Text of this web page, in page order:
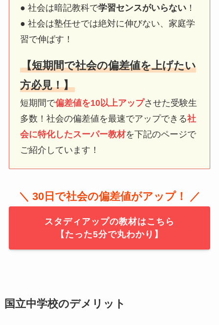
● 社会は暗記教科で学習センスがいらない ！
● 社会は塾任せでは絶対に伸びない、家庭学
習で伸ばす！
【短期間で社会の偏差値を上げたい
方必見！】
短期間で偏差値を10以上アップさせた受験生
多数！社会の偏差値を最速でアップできる社
会に特化したスーパー教材を下記のページで
ご紹介しています！
＼ 30日で社会の偏差値がアップ！ ／
スタディアップの教材はこちら
【たった5分で丸わかり】
国立中学校のデメリット